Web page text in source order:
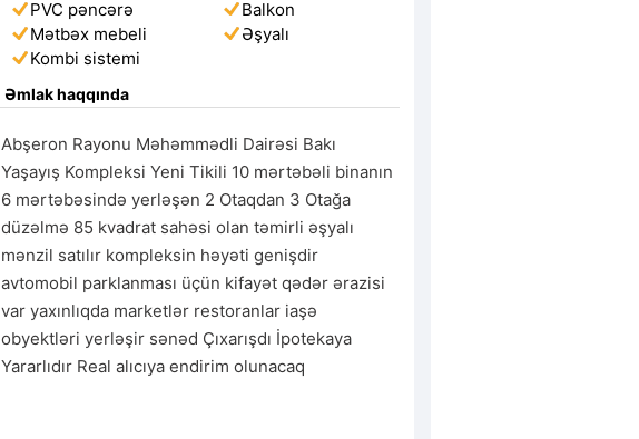
PVC pəncərə
Balkon
Mətbəx mebeli
Əşyalı
Kombi sistemi
Əmlak haqqında
Abşeron Rayonu Məhəmmədli Dairəsi Bakı
Yaşayış Kompleksi Yeni Tikili 10 mərtəbəli binanın
6 mərtəbəsində yerləşən 2 Otaqdan 3 Otağa
düzəlmə 85 kvadrat sahəsi olan təmirli əşyalı
mənzil satılır kompleksin həyəti genişdir
avtomobil parklanması üçün kifayət qədər ərazisi
var yaxınlıqda marketlər restoranlar iaşə
obyektləri yerləşir sənəd Çıxarışdı İpotekaya
Yararlıdır Real alıcıya endirim olunacaq